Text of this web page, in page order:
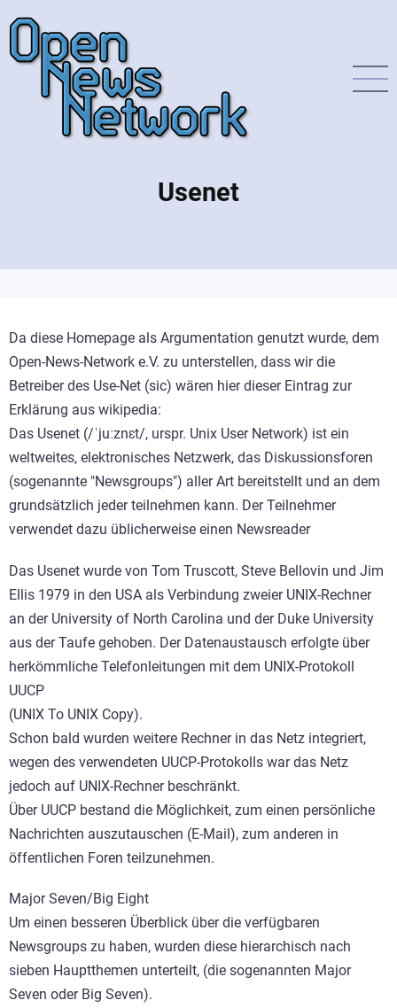
Inhalt
Usenet
Da diese Homepage als Argumentation genutzt wurde, dem
Open-News-Network e.V. zu unterstellen, dass wir die
Betreiber des Use-Net (sic) wären hier dieser Eintrag zur
Erklärung aus wikipedia:
Das Usenet (/ˈjuːznɛt/, urspr. Unix User Network) ist ein
weltweites, elektronisches Netzwerk, das Diskussionsforen
(sogenannte "Newsgroups") aller Art bereitstellt und an dem
grundsätzlich jeder teilnehmen kann. Der Teilnehmer
verwendet dazu üblicherweise einen Newsreader
Das Usenet wurde von Tom Truscott, Steve Bellovin und Jim
Ellis 1979 in den USA als Verbindung zweier UNIX-Rechner
an der University of North Carolina und der Duke University
aus der Taufe gehoben. Der Datenaustausch erfolgte über
herkömmliche Telefonleitungen mit dem UNIX-Protokoll
UUCP
(UNIX To UNIX Copy).
Schon bald wurden weitere Rechner in das Netz integriert,
wegen des verwendeten UUCP-Protokolls war das Netz
jedoch auf UNIX-Rechner beschränkt.
Über UUCP bestand die Möglichkeit, zum einen persönliche
Nachrichten auszutauschen (E-Mail), zum anderen in
öffentlichen Foren teilzunehmen.
Major Seven/Big Eight
Um einen besseren Überblick über die verfügbaren
Newsgroups zu haben, wurden diese hierarchisch nach
sieben Hauptthemen unterteilt, (die sogenannten Major
Seven oder Big Seven).